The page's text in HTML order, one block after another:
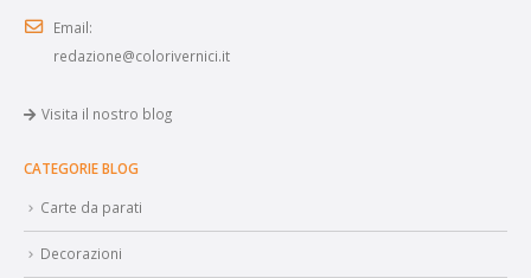
Email:
redazione@colorivernici.it
Visita il nostro blog
CATEGORIE BLOG
Carte da parati
Decorazioni